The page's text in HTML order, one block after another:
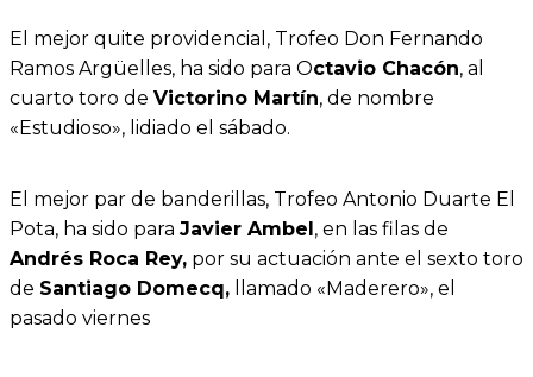
El mejor quite providencial, Trofeo Don Fernando
Ramos Argüelles, ha sido para Octavio Chacón, al
cuarto toro de Victorino Martín, de nombre
«Estudioso», lidiado el sábado.
El mejor par de banderillas, Trofeo Antonio Duarte El
Pota, ha sido para Javier Ambel, en las filas de
Andrés Roca Rey, por su actuación ante el sexto toro
de Santiago Domecq, llamado «Maderero», el
pasado viernes